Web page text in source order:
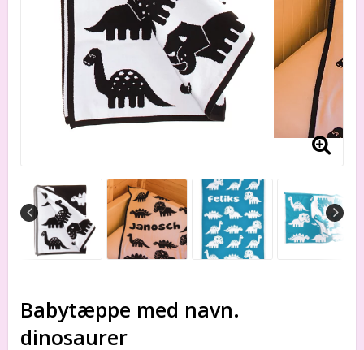
Babytæppe med navn.
dinosaurer